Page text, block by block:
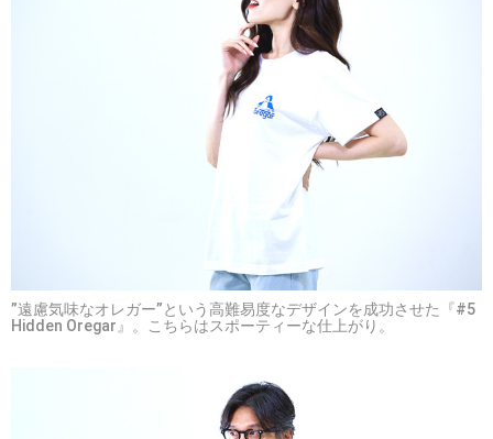
”遠慮気味なオレガー”という高難易度なデザインを成功させた『#5
Hidden Oregar』。こちらはスポーティーな仕上がり。